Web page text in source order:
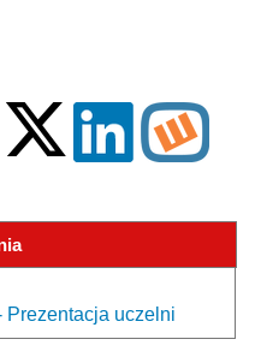
Prezentacja uczelni